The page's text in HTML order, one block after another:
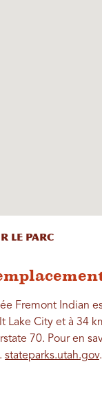
LE PARC
Fremont Indian
Lake City et à 34
70. Pour en
stateparks.utah.gov.